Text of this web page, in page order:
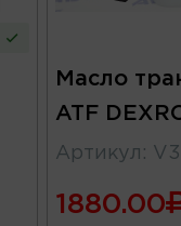
Масло
ATF
Артикул :
1880.00